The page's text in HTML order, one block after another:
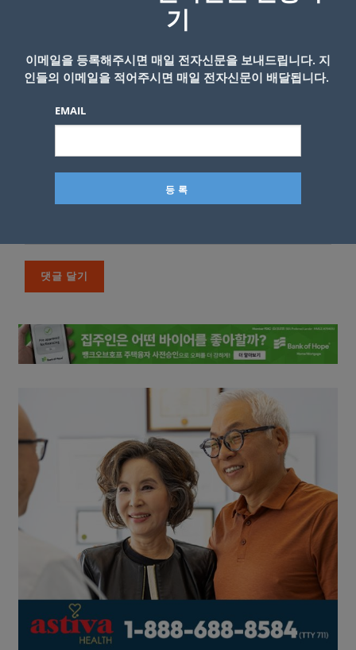
기
이메일을 등록해주시면 매일 전자신문을 보내드립니다. 지
인들의 이메일을 적어주시면 매일 전자신문이 배달됩니다.
EMAIL